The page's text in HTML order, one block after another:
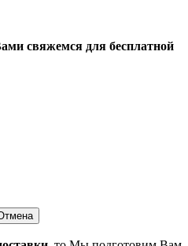
свяжемся для бесплатной